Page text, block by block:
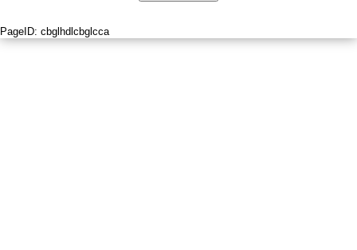
PageID: cbglhdlcbglcca